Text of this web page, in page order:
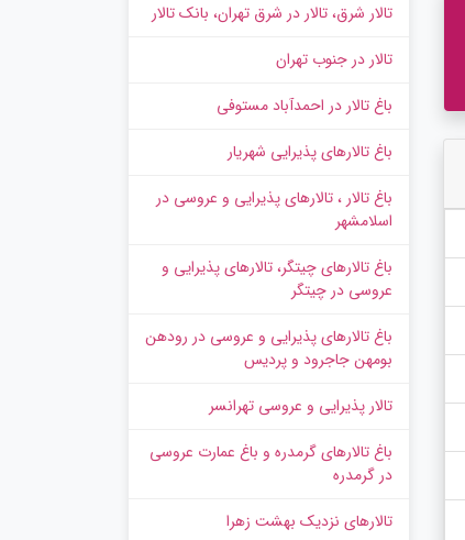
تالار شرق، تالار در شرق تهران، بانک تالار
تالار در جنوب تهران
باغ تالار در احمدآباد مستوفی
باغ تالارهای پذیرایی شهریار
باغ تالار ، تالارهای پذیرایی و عروسی در
اسلامشهر
باغ تالارهای چیتگر، تالارهای پذیرایی و
عروسی در چیتگر
باغ تالارهای پذیرایی و عروسی در رودهن
بومهن جاجرود و پردیس
تالار پذیرایی و عروسی تهرانسر
باغ تالارهای گرمدره و باغ عمارت عروسی
در گرمدره
تالارهای نزدیک بهشت زهرا